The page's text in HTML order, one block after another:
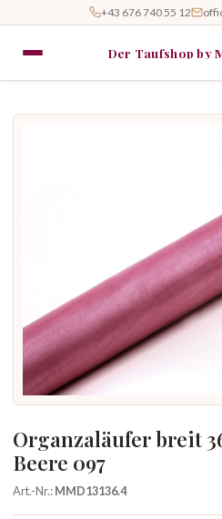
+43 676 740 55 12
Der Taufshop by
Organzaläufer breit
Beere 097
Art.-Nr.:MMD13136.4